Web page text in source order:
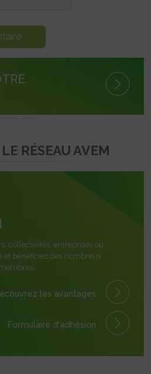
RÉSEAU AVEM
collectivités, entreprises ou
et bénéficiez des nombreux
les avantages
Formulaire d'adhésion